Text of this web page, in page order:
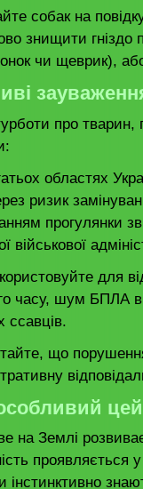
собак на
знищити гніздо
чи щеврик),
про тварин,
областях
ризик
прогулянки
військової
для
часу, шум БПЛА
ссавців.
що
на Землі
проявляється
інстинктивно